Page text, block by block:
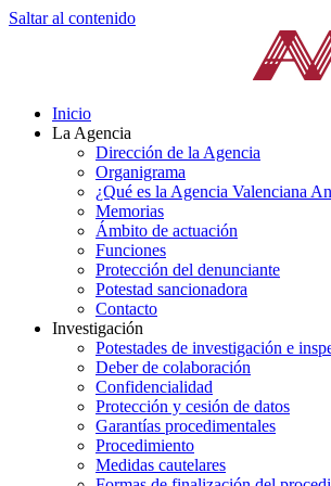
Saltar al contenido
Inicio
La Agencia
Dirección de la Agencia
Organigrama
¿Qué es la Agencia Valenciana
Memorias
Ámbito de actuación
Funciones
Protección del denunciante
Potestad sancionadora
Contacto
Investigación
Potestades de investigación e
Deber de colaboración
Confidencialidad
Protección y cesión de datos
Garantías procedimentales
Procedimiento
Medidas cautelares